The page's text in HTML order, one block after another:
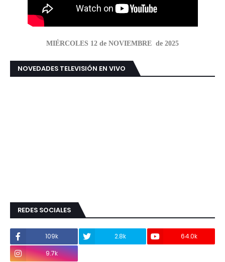
MIÉRCOLES 12 de NOVIEMBRE de 2025
NOVEDADES TELEVISIÓN EN VIVO
REDES SOCIALES
109k 2.8k
64.0k
9.7k